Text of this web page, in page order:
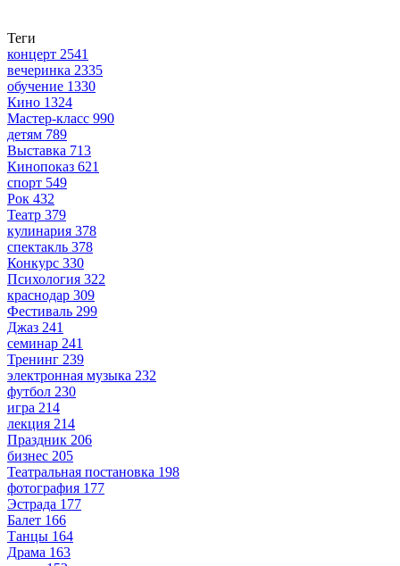
Теги
концерт 2541
вечеринка 2335
обучение 1330
Кино 1324
Мастер-класс 990
детям 789
Выставка 713
Кинопоказ 621
спорт 549
Рок 432
Театр 379
кулинария 378
спектакль 378
Конкурс 330
Психология 322
краснодар 309
Фестиваль 299
Джаз 241
семинар 241
Тренинг 239
электронная музыка 232
футбол 230
игра 214
лекция 214
Праздник 206
бизнес 205
Театральная постановка 198
фотография 177
Эстрада 177
Балет 166
Танцы 164
Драма 163